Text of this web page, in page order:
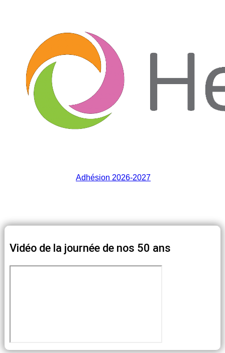
Adhésion 2026-2027
Vidéo de la journée de nos 50 ans